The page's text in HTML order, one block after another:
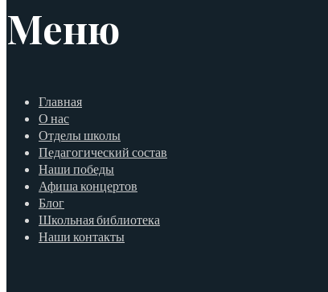
Меню
Главная
О нас
Отделы школы
Педагогический состав
Наши победы
Афиша концертов
Блог
Школьная библиотека
Наши контакты